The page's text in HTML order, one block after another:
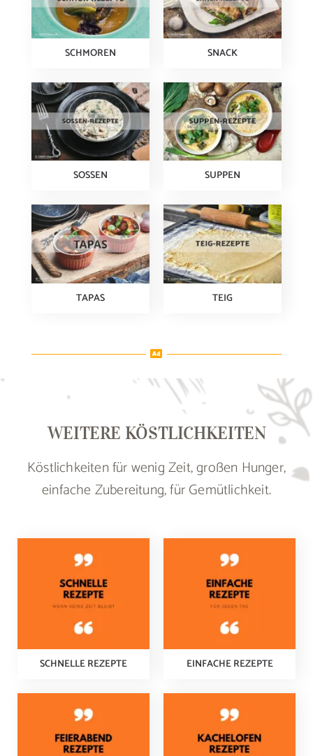
SCHMOREN SNACK
SOSSEN SUPPEN
TAPAS TEIG
WEITERE KÖSTLICHKEITEN
Köstlichkeiten für wenig Zeit, großen Hunger,
einfache Zubereitung, für Gemütlichkeit.
SCHNELLE REZEPTE EINFACHE REZEPTE